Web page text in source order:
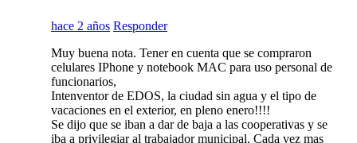
hace 2 años Responder
Muy buena nota. Tener en cuenta que se compraron
celulares IPhone y notebook MAC para uso personal de
funcionarios,
Intenventor de EDOS, la ciudad sin agua y el tipo de
vacaciones en el exterior, en pleno enero!!!!
Se dijo que se iban a dar de baja a las cooperativas y se
iba a privilegiar al trabajador municipal. Cada vez mas